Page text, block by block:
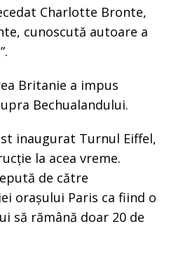
Charlotte Bronte,
cunoscută autoare a
Britanie a impus
Bechualandului.
inaugurat Turnul Eiffel,
la acea vreme.
de către
orașului Paris ca fiind o
să rămână doar 20 de